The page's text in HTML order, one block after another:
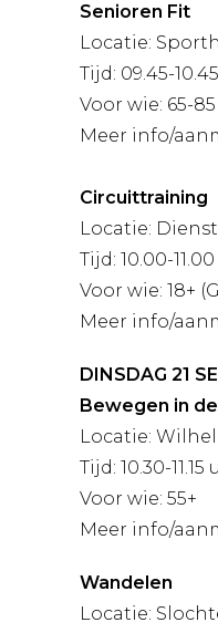
Senioren Fit
Locatie:
Tijd: 09.45-
Voor wie: 65-
Meer info/
Circuittraining
Locatie:
Tijd: 10.00-
Voor wie: 18+
Meer info/
DINSDAG 21
Bewegen in
Locatie:
Tijd: 10.30-11.15
Voor wie: 55+
Meer info/
Wandelen
Locatie: